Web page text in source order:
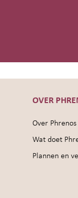
OVER
Over Phrenos
Wat doet
Plannen en